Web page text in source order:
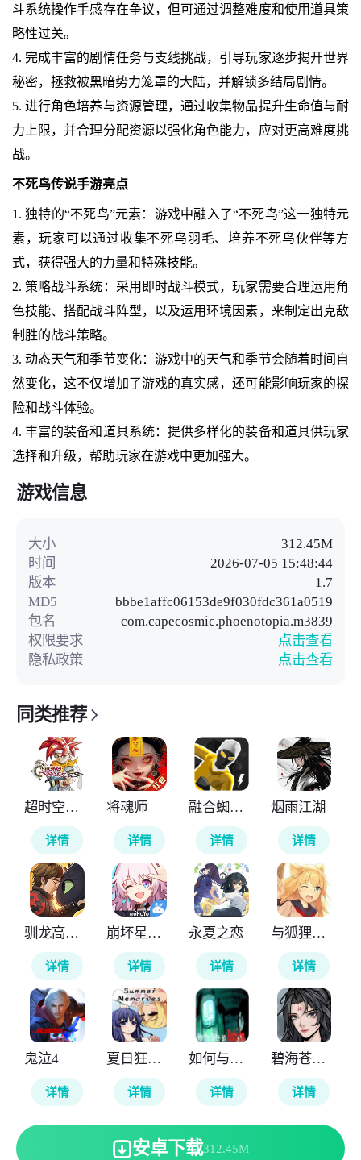
斗系统操作手感存在争议，但可通过调整难度和使用道具策
略性过关。
4. 完成丰富的剧情任务与支线挑战，引导玩家逐步揭开世界
秘密，拯救被黑暗势力笼罩的大陆，并解锁多结局剧情。
5. 进行角色培养与资源管理，通过收集物品提升生命值与耐
力上限，并合理分配资源以强化角色能力，应对更高难度挑
战。
不死鸟传说手游亮点
1. 独特的“不死鸟”元素：游戏中融入了“不死鸟”这一独特元
素，玩家可以通过收集不死鸟羽毛、培养不死鸟伙伴等方
式，获得强大的力量和特殊技能。
2. 策略战斗系统：采用即时战斗模式，玩家需要合理运用角
色技能、搭配战斗阵型，以及运用环境因素，来制定出克敌
制胜的战斗策略。
3. 动态天气和季节变化：游戏中的天气和季节会随着时间自
然变化，这不仅增加了游戏的真实感，还可能影响玩家的探
险和战斗体验。
4. 丰富的装备和道具系统：提供多样化的装备和道具供玩家
选择和升级，帮助玩家在游戏中更加强大。
游戏信息
大小
312.45M
时间
2026-07-05 15:48:44
版本
1.7
MD5
bbbe1affc06153de9f030fdc361a0519
包名
com.capecosmic.phoenotopia.m3839
权限要求
点击查看
隐私政策
点击查看
同类推荐
超时空之轮
详情
将魂师
详情
融合蜘蛛侠
详情
烟雨江湖
详情
驯龙高手旅程
详情
崩坏星穹铁道云游戏
详情
永夏之恋
详情
与狐狸的日常
详情
鬼泣4
详情
夏日狂想曲
详情
如何与实体约会
详情
碧海苍云录
详情
安卓下载312.45M